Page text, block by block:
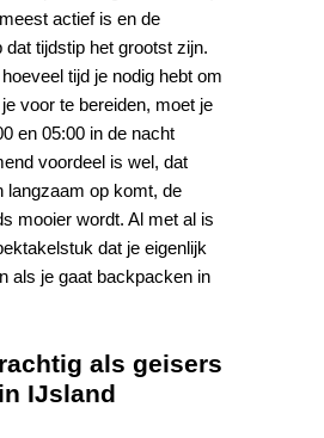
actief is en de
dat tijdstip het grootst zijn.
tijd je nodig hebt om
voor te bereiden, moet je
en 05:00 in de nacht
voordeel is wel, dat
langzaam op komt, de
mooier wordt. Al met al is
dat je eigenlijk
als je gaat backpacken in
als geisers
in IJsland